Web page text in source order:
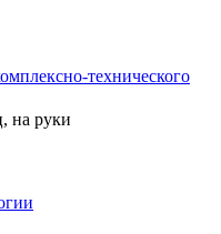
технического
на руки